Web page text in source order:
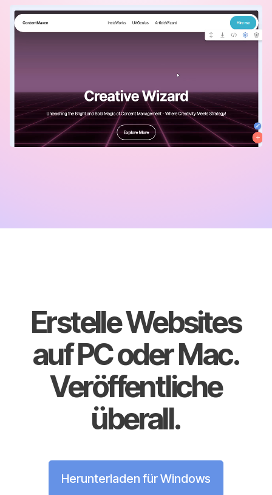
Erstelle Websites
auf PC oder Mac.
Veröffentliche
überall.
Herunterladen für Windows